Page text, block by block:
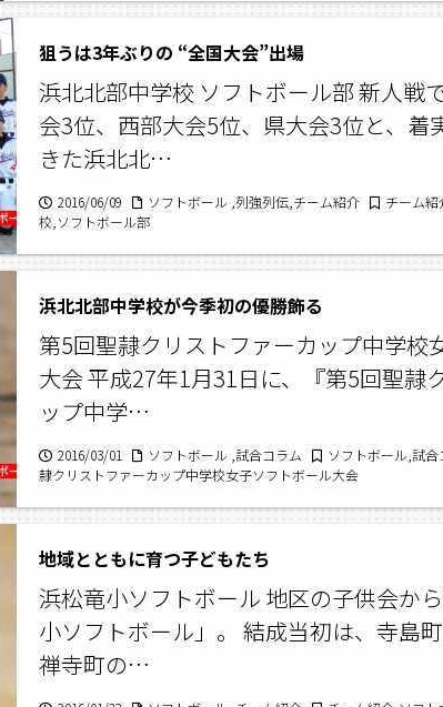
狙うは3年ぶりの “全国大会”出場
浜北北部中学校 ソフトボール部 新人戦
会3位、西部大会5位、県大会3位と、着
きた浜北北…
2016/06/09 ソフトボール ,列強列伝,チーム紹介
チーム
校,ソフトボール部
浜北北部中学校が今季初の優勝飾る
第5回聖隷クリストファーカップ中学校
大会 平成27年1月31日に、『第5回聖隷
ップ中学…
2016/03/01 ソフトボール ,試合コラム
ソフトボール,試
隷クリストファーカップ中学校女子ソフトボール大会
地域とともに育つ子どもたち
浜松竜小ソフトボール 地区の子供会か
小ソフトボール」。 結成当初は、寺島
禅寺町の…